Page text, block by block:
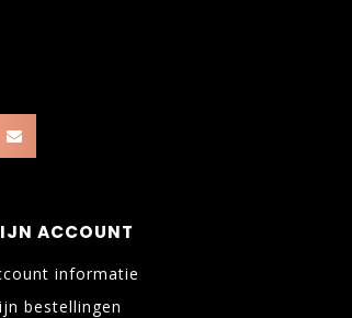
ACCOUNT
informatie
bestellingen